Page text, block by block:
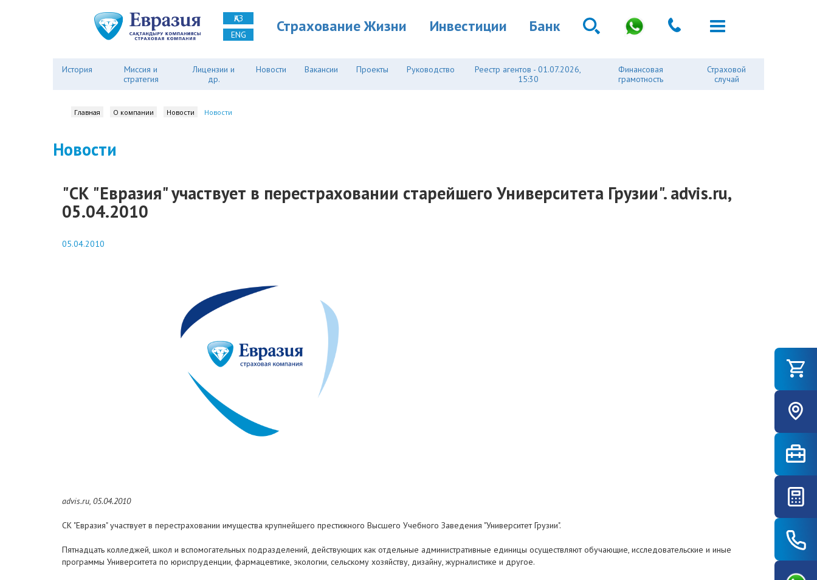
ҚАЗ
ENG
Страхование Жизни Инвестиции Банк
История
Миссия и
стратегия
Лицензии и
др.
Новости Вакансии Проекты Руководство
Реестр агентов - 01.07.2026,
15:30
Финансовая
грамотность
Страховой
случай
Главная О компании Новости Новости
Новости
"СК "Евразия" участвует в перестраховании старейшего Университета Грузии". advis.ru,
05.04.2010
05.04.2010
advis.ru, 05.04.2010
СК "Евразия" участвует в перестраховании имущества крупнейшего престижного Высшего Учебного Заведения "Университет Грузии".
Пятнадцать колледжей, школ и вспомогательных подразделений, действующих как отдельные административные единицы осуществляют обучающие, исследовательские и иные
программы Университета по юриспруденции, фармацевтике, экологии, сельскому хозяйству, дизайну, журналистике и другое.